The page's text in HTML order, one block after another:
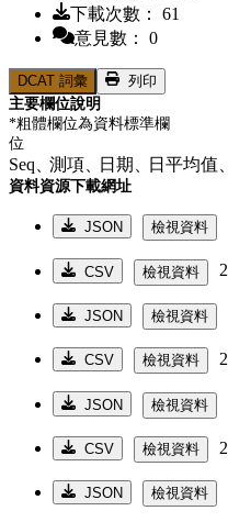
下載次數： 61
意見數： 0
DCAT 詞彙
列印
主要欄位說明
*粗體欄位為資料標準欄
位
Seq、測項、 日期、 日平均值、
資料資源下載網址
JSON 檢視資料
CSV 檢視資料
JSON 檢視資料
CSV 檢視資料
JSON 檢視資料
CSV 檢視資料
JSON 檢視資料